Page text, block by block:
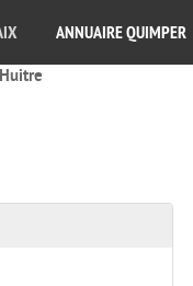
ANNUAIRE QUIMPER